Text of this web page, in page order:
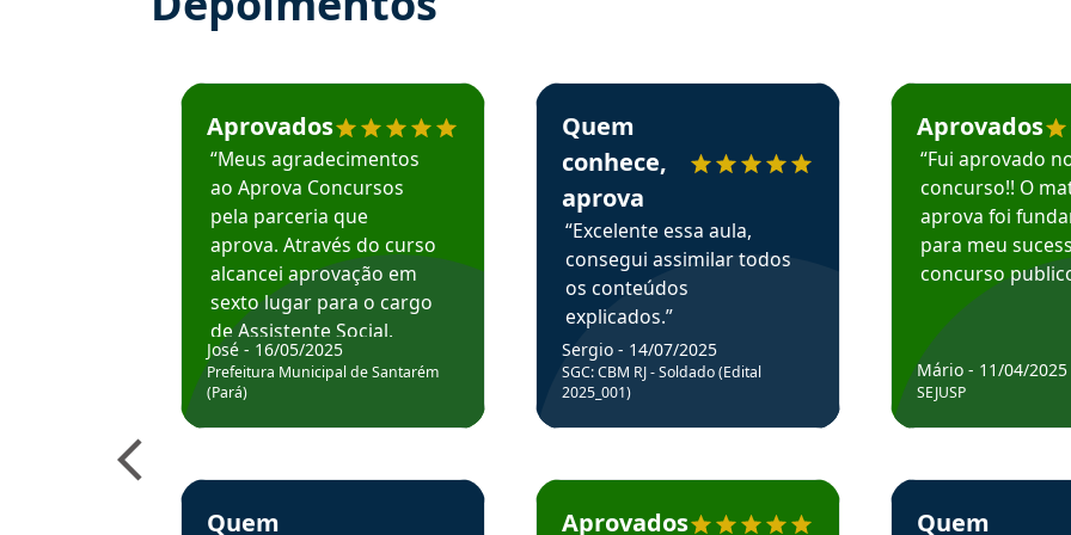
Estudante José recomenda o Aprova Concursos em depoimento
Aprovados
“Meus agradecimentos
ao Aprova Concursos
pela parceria que
aprova. Através do curso
alcancei aprovação em
sexto lugar para o cargo
de Assistente Social.
Hoje estou atuando na
Prefeitura de Santarém.
José - 16/05/2025
Prefeitura Municipal de Santarém
(Pará)
Estudante Elais recomenda o Aprova Concursos em depoimento
Quem
Estudante Sergio recomenda o Aprova Concursos em depoimento
Quem
conhece,
aprova
“Excelente essa aula,
consegui assimilar todos
os conteúdos
explicados.”
Sergio - 14/07/2025
SGC: CBM RJ - Soldado (Edital
2025_001)
Estudante Cicero recomenda o Aprova Concursos em depoimento
Aprovados
Estudante Mário
Aprovados
“Fui aprovado
concurso!! O
aprova foi
para meu
concurso
Mário - 11/04/2025
SEJUSP
Estudante Henrique
Quem